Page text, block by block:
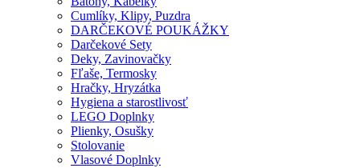
Cumlíky, Klipy, Puzdra
DARČEKOVÉ POUKÁŽKY
Darčekové Sety
Deky, Zavinovačky
Fľaše, Termosky
Hračky, Hryzátka
Hygiena a starostlivosť
LEGO Doplnky
Plienky, Osušky
Stolovanie
Vlasové Doplnky